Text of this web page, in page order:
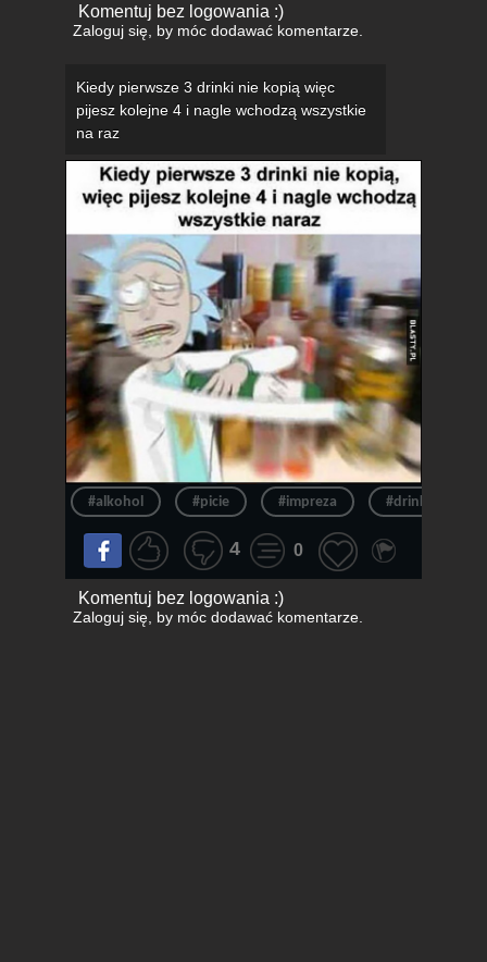
Komentuj bez logowania :)
Zaloguj się, by móc dodawać komentarze.
Kiedy pierwsze 3 drinki nie kopią więc
pijesz kolejne 4 i nagle wchodzą wszystkie
na raz
#alkohol #picie #impreza #drink
4 0
Komentuj bez logowania :)
Zaloguj się, by móc dodawać komentarze.